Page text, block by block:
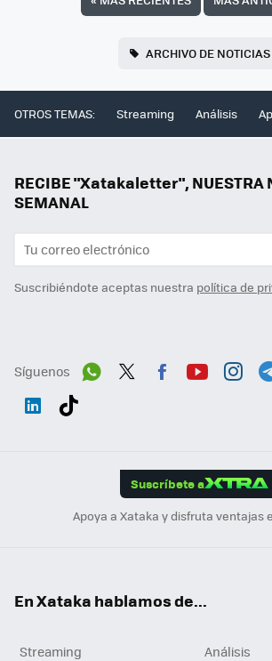
ARCHIVO DE NOTICIAS
OTROS TEMAS: Streaming Análisis
RECIBE "Xatakaletter", NUESTRA
SEMANAL
Suscribiéndote aceptas nuestra política de
Síguenos
Suscríbete a
Apoya a Xataka y disfruta ventajas
En Xataka hablamos de...
Streaming
Análisis